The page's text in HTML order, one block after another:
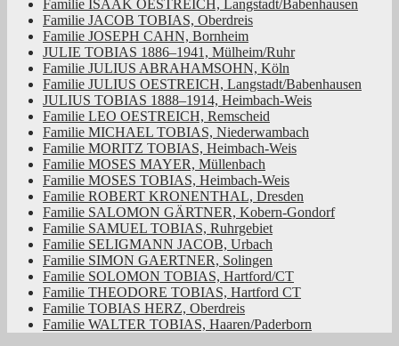
Familie ISAAK OESTREICH, Langstadt/Babenhausen
Familie JACOB TOBIAS, Oberdreis
Familie JOSEPH CAHN, Bornheim
JULIE TOBIAS 1886–1941, Mülheim/Ruhr
Familie JULIUS ABRAHAMSOHN, Köln
Familie JULIUS OESTREICH, Langstadt/Babenhausen
JULIUS TOBIAS 1888–1914, Heimbach-Weis
Familie LEO OESTREICH, Remscheid
Familie MICHAEL TOBIAS, Niederwambach
Familie MORITZ TOBIAS, Heimbach-Weis
Familie MOSES MAYER, Müllenbach
Familie MOSES TOBIAS, Heimbach-Weis
Familie ROBERT KRONENTHAL, Dresden
Familie SALOMON GÄRTNER, Kobern-Gondorf
Familie SAMUEL TOBIAS, Ruhrgebiet
Familie SELIGMANN JACOB, Urbach
Familie SIMON GAERTNER, Solingen
Familie SOLOMON TOBIAS, Hartford/CT
Familie THEODORE TOBIAS, Hartford CT
Familie TOBIAS HERZ, Oberdreis
Familie WALTER TOBIAS, Haaren/Paderborn